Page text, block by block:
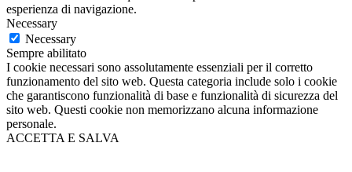
esperienza di navigazione.
Necessary
Necessary
Sempre abilitato
I cookie necessari sono assolutamente essenziali per il corretto
funzionamento del sito web. Questa categoria include solo i cookie
che garantiscono funzionalità di base e funzionalità di sicurezza del
sito web. Questi cookie non memorizzano alcuna informazione
personale.
ACCETTA E SALVA